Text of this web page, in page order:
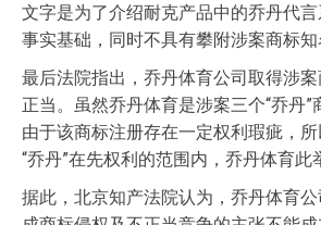
文字是为了介绍耐克产品中的乔丹代
事实基础，同时不具有攀附涉案商标知
最后法院指出，乔丹体育公司取得涉
正当。虽然乔丹体育是涉案三个“乔丹”
由于该商标注册存在一定权利瑕疵，
“乔丹”在先权利的范围内，乔丹体育此
据此，北京知产法院认为，乔丹体育